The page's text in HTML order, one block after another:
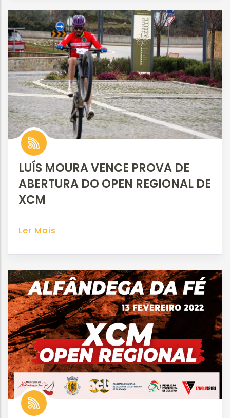
LUÍS MOURA VENCE PROVA DE
ABERTURA DO OPEN REGIONAL DE
XCM
Ler Mais